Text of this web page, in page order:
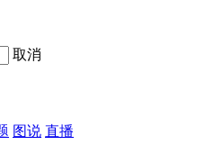
取消
图说 直播